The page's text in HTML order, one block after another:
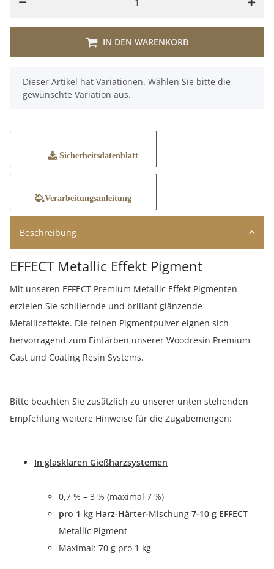
IN DEN WARENKORB
x
Dieser Artikel hat Variationen. Wählen Sie bitte die
gewünschte Variation aus.
Sicherheitsdatenblatt
Verarbeitungsanleitung
Beschreibung
EFFECT Metallic Effekt Pigment
Mit unseren EFFECT Premium Metallic Effekt Pigmenten
erzielen Sie schillernde und brillant glänzende
Metalliceffekte. Die feinen Pigmentpulver eignen sich
hervorragend zum Einfärben unserer Woodresin Premium
Cast und Coating Resin Systems.
Bitte beachten Sie zusätzlich zu unserer unten stehenden
Empfehlung weitere Hinweise für die Zugabemengen:
In glasklaren Gießharzsystemen
0,7 % – 3 % (maximal 7 %)
pro 1 kg Harz-Härter-Mischung 7-10 g EFFECT
Metallic Pigment
Maximal: 70 g pro 1 kg